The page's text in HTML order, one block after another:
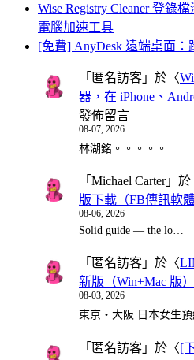
Wise Registry Cleaner 登錄
電腦加速工具
[免費] AnyDesk 遠端桌面：
「 匿名訪客 」於〈
器，在 iPhone、
發佈留言
08-07, 2026
林湖銘。。。。。
「 Michael Carter」於
版下載（FB傳訊軟體
08-06, 2026
Solid guide — the lo…
「 匿名訪客 」於〈
新版（Win+Mac 版）
08-03, 2026
東京・大阪 日本女生
「 匿名訪客 」於〈[